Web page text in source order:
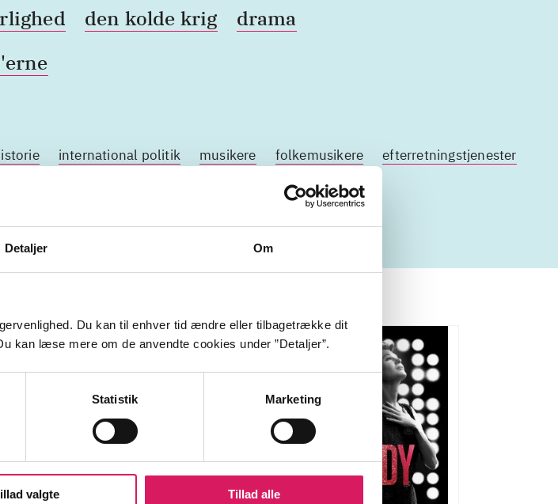
Detaljer Om
Du kan til enhver tid ændre eller tilbagetrække dit
kan læse mere om de anvendte cookies under ”Detaljer”.
Statistik Marketing
valgte Tillad alle
den kolde krig
drama
international politik musikere folkemusikere
efterretningstjenester